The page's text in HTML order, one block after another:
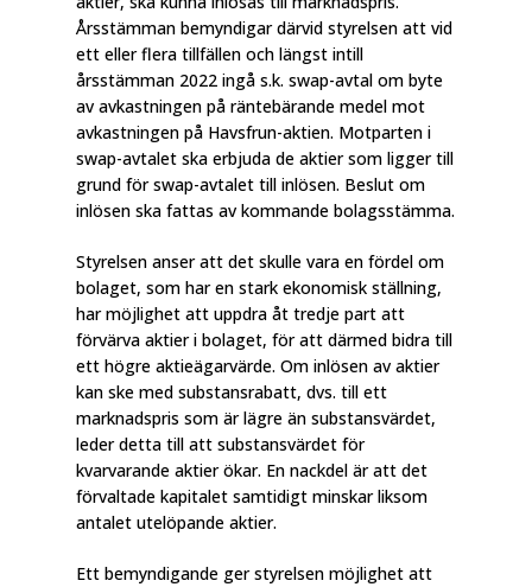
Årsstämman bemyndigar därvid styrelsen att vid
ett eller flera tillfällen och längst intill
årsstämman 2022 ingå s.k. swap-avtal om byte
av avkastningen på räntebärande medel mot
avkastningen på Havsfrun-aktien. Motparten i
swap-avtalet ska erbjuda de aktier som ligger till
grund för swap-avtalet till inlösen. Beslut om
inlösen ska fattas av kommande bolagsstämma.
Styrelsen anser att det skulle vara en fördel om
bolaget, som har en stark ekonomisk ställning,
har möjlighet att uppdra åt tredje part att
förvärva aktier i bolaget, för att därmed bidra till
ett högre aktieägarvärde. Om inlösen av aktier
kan ske med substansrabatt, dvs. till ett
marknadspris som är lägre än substansvärdet,
leder detta till att substansvärdet för
kvarvarande aktier ökar. En nackdel är att det
förvaltade kapitalet samtidigt minskar liksom
antalet utelöpande aktier.
Ett bemyndigande ger styrelsen möjlighet att